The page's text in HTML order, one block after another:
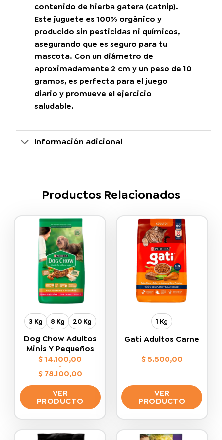
contenido de hierba gatera (catnip).
Este juguete es 100% orgánico y
producido sin pesticidas ni químicos,
asegurando que es seguro para tu
mascota. Con un diámetro de
aproximadamente 2 cm y un peso de 10
gramos, es perfecta para el juego
diario y promueve el ejercicio
saludable.
Información adicional
Productos Relacionados
3 Kg 8 Kg 20 Kg
Dog Chow Adultos
Minis Y Pequeños
$14.100,00
-
$78.100,00
Rango
de
precios:
desde
$ 14.100,00
hasta
$ 78.100,00
VER
PRODUCTO
tiene
1 Kg
Gati Adultos Carne
$5.500,00
VER
PRODUCTO
tiene